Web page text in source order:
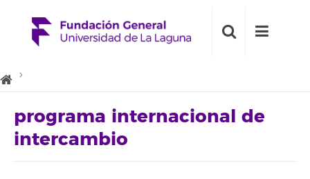
programa internacional de
intercambio